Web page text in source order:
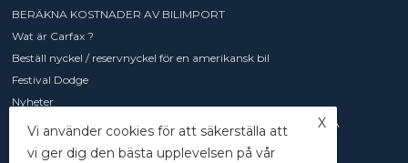
BERÄKNA KOSTNADER AV BILIMPORT
Wat är Carfax ?
Beställ nyckel / reservnyckel för en amerikansk bil
Festival Dodge
Nyheter
Europeisk laddkabel / adapter för amerikanska elbilar från USA
Chevrolet Express 2500
Vi använder cookies för att säkerställa att
vi ger dig den bästa upplevelsen på vår
X